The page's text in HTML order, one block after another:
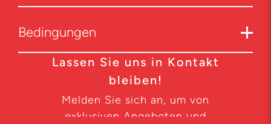
Bedingungen
Lassen Sie uns in Kontakt
bleiben!
Melden Sie sich an, um von
exklusiven Angeboten und